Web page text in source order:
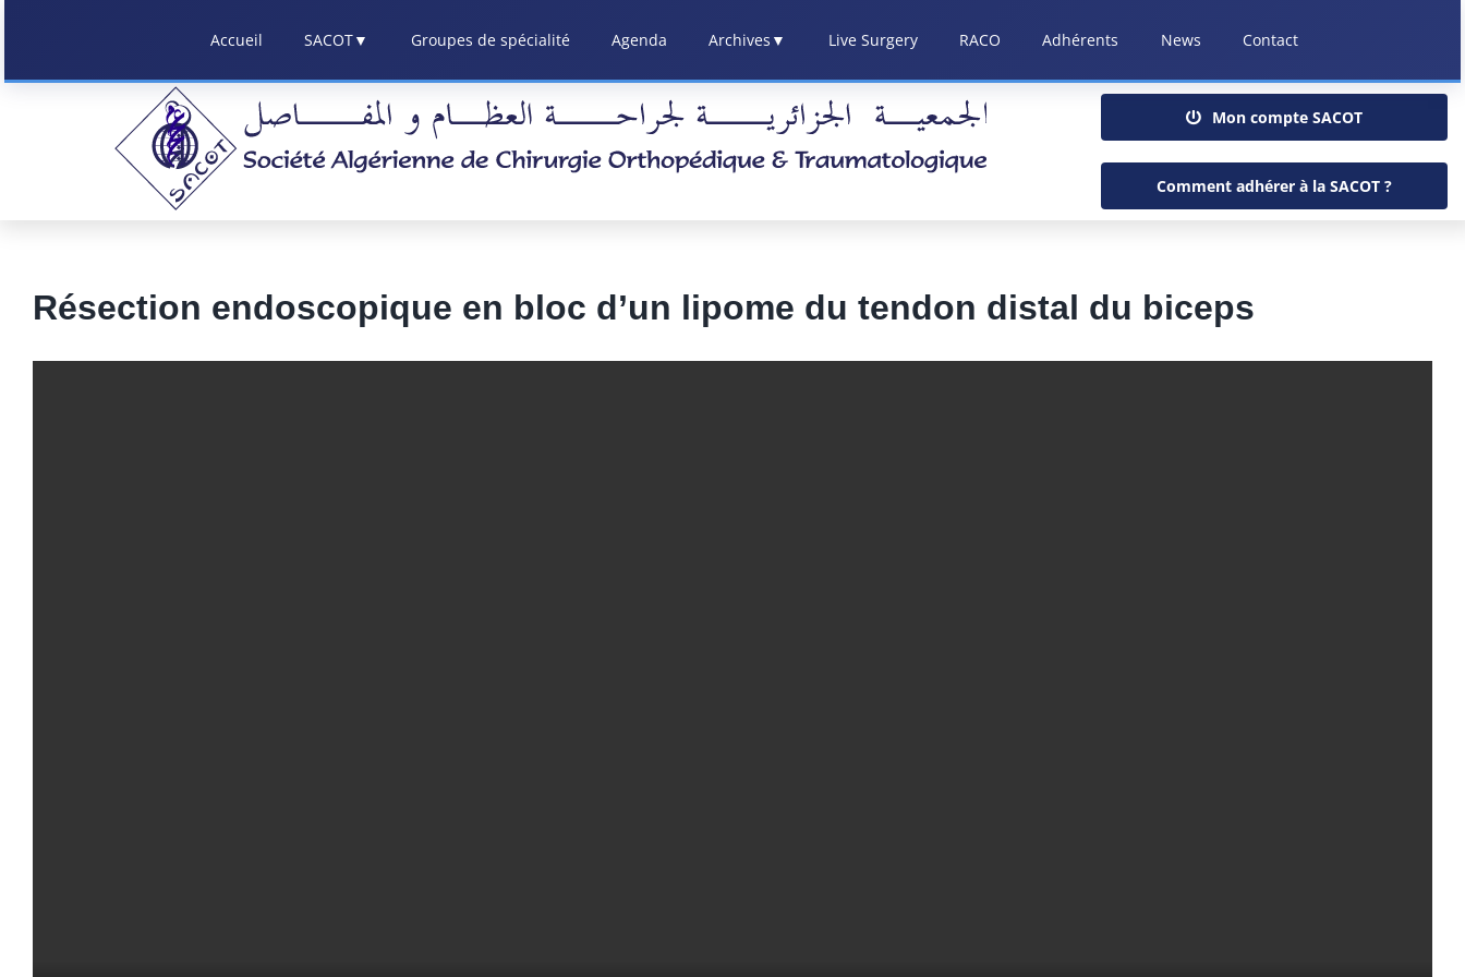
content
Accueil SACOT▼ Groupes de spécialité Agenda Archives ▼ Live Surgery RACO Adhérents News Contact
Mon compte SACOT
Comment adhérer à la SACOT ?
Résection endoscopique en bloc d’un lipome du tendon distal du biceps